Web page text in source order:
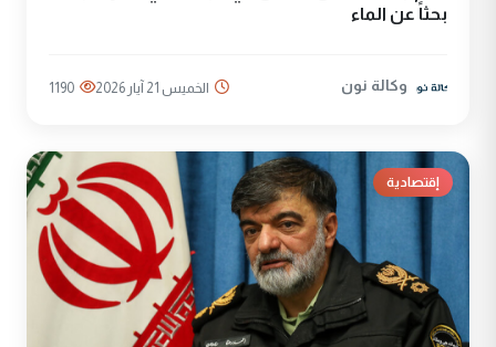
بحثاً عن الماء
وكالة نون الخميس 21 آيار 2026 1190
إقتصادية